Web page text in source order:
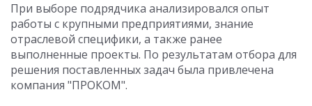
При выборе подрядчика анализировался опыт
работы с крупными предприятиями, знание
отраслевой специфики, а также ранее
выполненные проекты. По результатам отбора для
решения поставленных задач была привлечена
компания "ПРОКОМ".